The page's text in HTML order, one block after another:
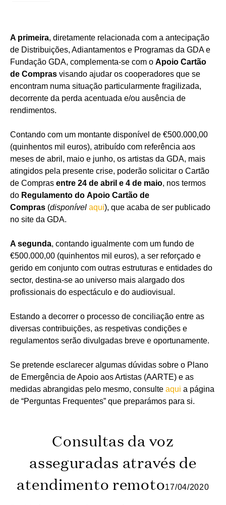
A primeira, diretamente relacionada com a antecipação
de Distribuições, Adiantamentos e Programas da GDA e
Fundação GDA, complementa-se com o Apoio Cartão
de Compras visando ajudar os cooperadores que se
encontram numa situação particularmente fragilizada,
decorrente da perda acentuada e/ou ausência de
rendimentos.
Contando com um montante disponível de €500.000,00
(quinhentos mil euros), atribuído com referência aos
meses de abril, maio e junho, os artistas da GDA, mais
atingidos pela presente crise, poderão solicitar o Cartão
de Compras entre 24 de abril e 4 de maio, nos termos
do Regulamento do Apoio Cartão de
Compras (disponível aqui), que acaba de ser publicado
no site da GDA.
A segunda, contando igualmente com um fundo de
€500.000,00 (quinhentos mil euros), a ser reforçado e
gerido em conjunto com outras estruturas e entidades do
sector, destina-se ao universo mais alargado dos
profissionais do espectáculo e do audiovisual.
Estando a decorrer o processo de conciliação entre as
diversas contribuições, as respetivas condições e
regulamentos serão divulgadas breve e oportunamente.
Se pretende esclarecer algumas dúvidas sobre o Plano
de Emergência de Apoio aos Artistas (AARTE) e as
medidas abrangidas pelo mesmo, consulte aqui a página
de “Perguntas Frequentes” que preparámos para si.
Consultas da voz
asseguradas através de
atendimento remoto17/04/2020